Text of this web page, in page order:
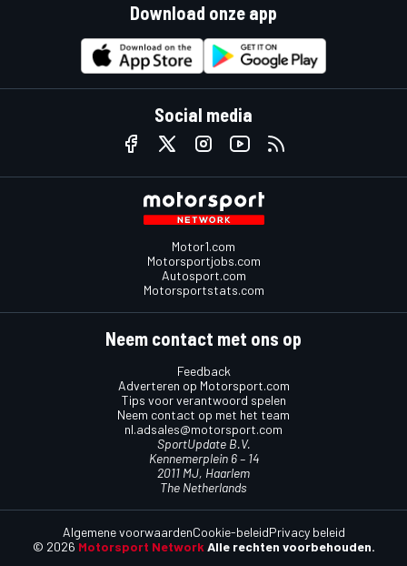
Download onze app
Social media
Motor1.com
Motorsportjobs.com
Autosport.com
Motorsportstats.com
Neem contact met ons op
Feedback
Adverteren op Motorsport.com
Tips voor verantwoord spelen
Neem contact op met het team
nl.adsales@motorsport.com
SportUpdate B.V.
Kennemerplein 6 – 14
2011 MJ, Haarlem
The Netherlands
© 2026 Motorsport Network Alle rechten voorbehouden.
Algemene voorwaardenCookie-beleidPrivacy beleid